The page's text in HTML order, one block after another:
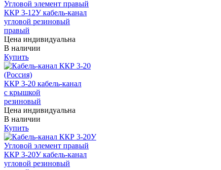
ККР 3-12У кабель-канал
угловой резиновый
правый
Цена индивидуальна
В наличии
Купить
ККР 3-20 кабель-канал
с крышкой
резиновый
Цена индивидуальна
В наличии
Купить
ККР 3-20У кабель-канал
угловой резиновый